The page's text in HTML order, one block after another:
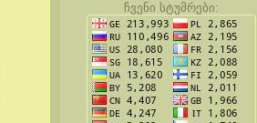
ჩვენი სტუმრები: